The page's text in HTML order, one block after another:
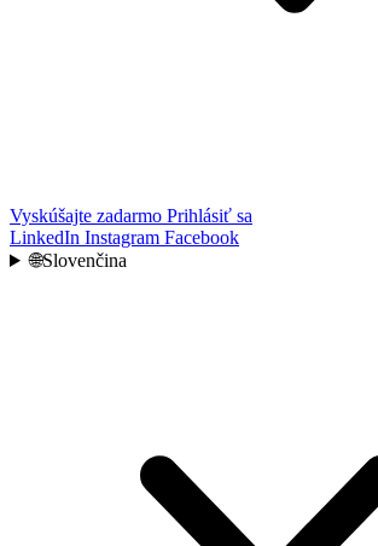
Vyskúšajte zadarmo Prihlásiť sa
LinkedIn Instagram Facebook
🌐Slovenčina